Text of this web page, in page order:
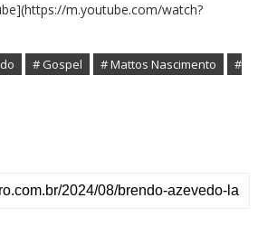
m.youtube.com/watch?
# Gospel # Mattos Nascimento
#